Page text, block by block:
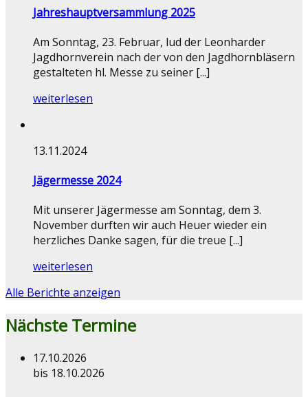
Jahreshauptversammlung 2025
Am Sonntag, 23. Februar, lud der Leonharder
Jagdhornverein nach der von den Jagdhornbläsern
gestalteten hl. Messe zu seiner [...]
weiterlesen
13.11.2024
Jägermesse 2024
Mit unserer Jägermesse am Sonntag, dem 3.
November durften wir auch Heuer wieder ein
herzliches Danke sagen, für die treue [...]
weiterlesen
Alle Berichte anzeigen
Nächste Termine
17.10.2026
bis 18.10.2026